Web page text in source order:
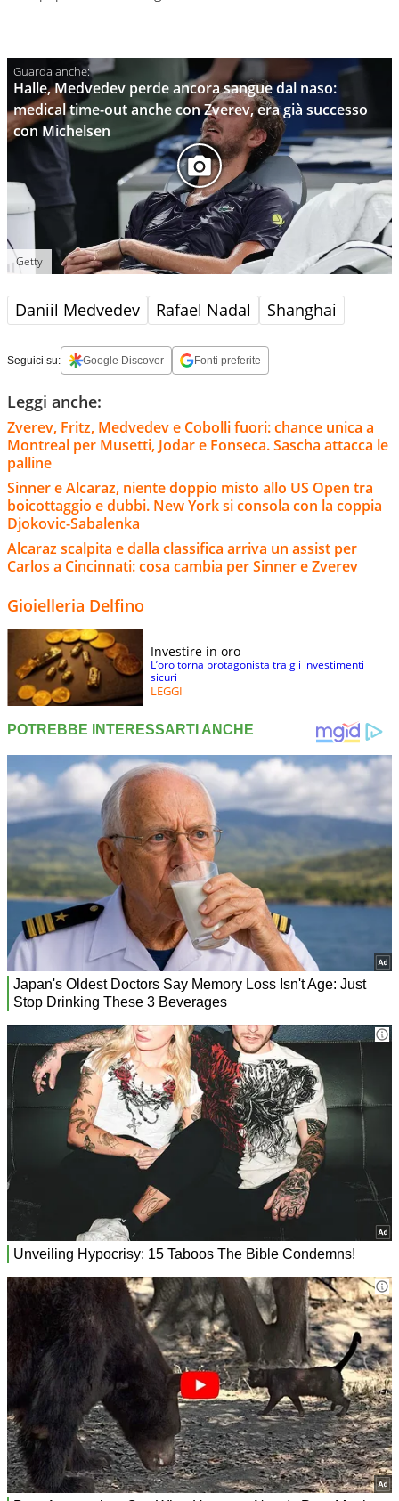
Halle, Medvedev perde ancora sangue dal naso:
medical time-out anche con Zverev, era già successo
con Michelsen
Getty
Daniil Medvedev Rafael Nadal Shanghai
Seguici su: Google Discover Fonti preferite
Leggi anche:
Zverev, Fritz, Medvedev e Cobolli fuori: chance unica a
Montreal per Musetti, Jodar e Fonseca. Sascha attacca le
palline
Sinner e Alcaraz, niente doppio misto allo US Open tra
boicottaggio e dubbi. New York si consola con la coppia
Djokovic-Sabalenka
Alcaraz scalpita e dalla classifica arriva un assist per
Carlos a Cincinnati: cosa cambia per Sinner e Zverev
Gioielleria Delfino
Investire in oro
L’oro torna protagonista tra gli investimenti
sicuri
LEGGI